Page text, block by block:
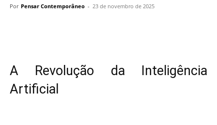
Por Pensar Contemporâneo - 23 de novembro de 2025
A Revolução da Inteligência
Artificial